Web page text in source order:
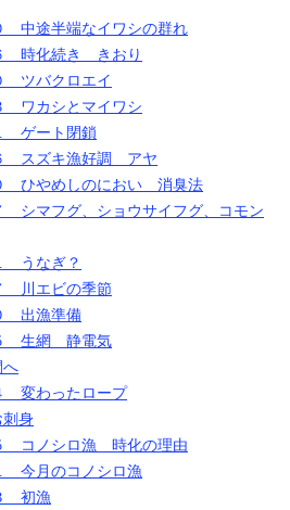
中途半端なイワシの群れ
時化続き きおり
ツバクロエイ
ワカシとマイワシ
ゲート閉鎖
スズキ漁好調 アヤ
ひやめしのにおい 消臭法
シマフグ、ショウサイフグ、コモン
うなぎ？
川エビの季節
出漁準備
生網 静電気
へ
変わったロープ
身
コノシロ漁 時化の理由
今月のコノシロ漁
初漁